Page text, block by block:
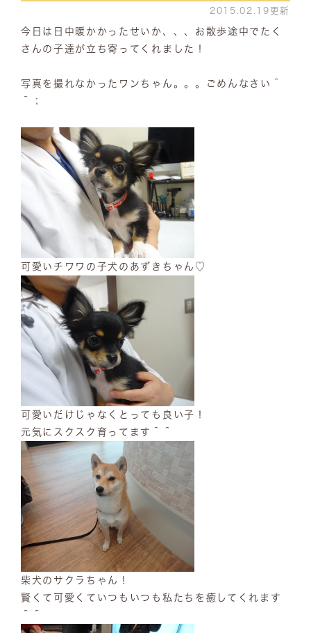
2015.02.19更新
今日は日中暖かかったせいか、、、お散歩途中でたく
さんの子達が立ち寄ってくれました！
写真を撮れなかったワンちゃん。。。ごめんなさい＾
＾；
可愛いチワワの子犬のあずきちゃん♡
可愛いだけじゃなくとっても良い子！
元気にスクスク育ってます＾＾
柴犬のサクラちゃん！
賢くて可愛くていつもいつも私たちを癒してくれます
＾＾